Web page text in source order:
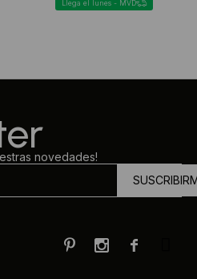
Llega el lunes - MVD
novedades!

 